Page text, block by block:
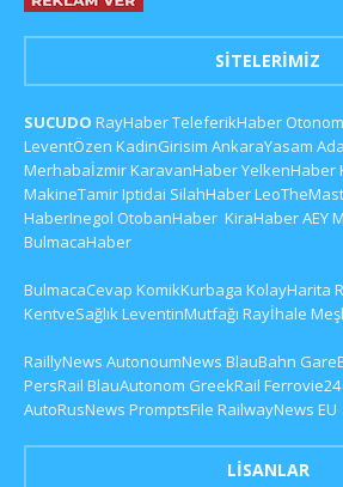
SITELERIMIZ
SUCUDO RayHaberTeleferikHaber
LeventÖzen KadinGirisim AnkaraYasam
MerhabaİzmirKaravanHaberYelkenHaber
MakineTamirIptidai SilahHaber
HaberInegol OtobanHaber KiraHaberAEY
BulmacaHaber
BulmacaCevap KomikKurbaga KolayHarita
KentveSağlıkLeventinMutfağı Rayİhale
RaillyNews AutonoumNews BlauBahn
PersRail BlauAutonom GreekRail Ferrovie24
AutoRusNews PromptsFile RailwayNews EU
LISANLAR